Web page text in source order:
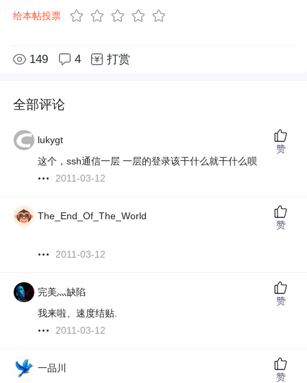
给本帖投票
149 4 打赏
全部评论
lukygt
这个，ssh通信一层 一层的登录该干什么就干什么呗
2011-03-12
赞
The_End_Of_The_World
2011-03-12
赞
完美灬缺陷
我来啦、速度结贴.
2011-03-12
赞
一品川
赞